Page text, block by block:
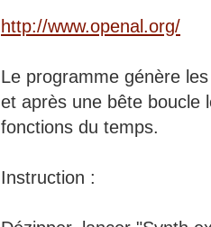
http://www.openal.org/
Le programme génère
et après une bête boucle
fonctions du temps.
Instruction :